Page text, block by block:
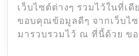
เว็บไซต์ต่างๆ รวมไว้ในที่เดี
ขอบคุณข้อมูลดีๆ จากเว็บไ
มารวบรวมไว้ ณ ที่นี้ด้วย ข